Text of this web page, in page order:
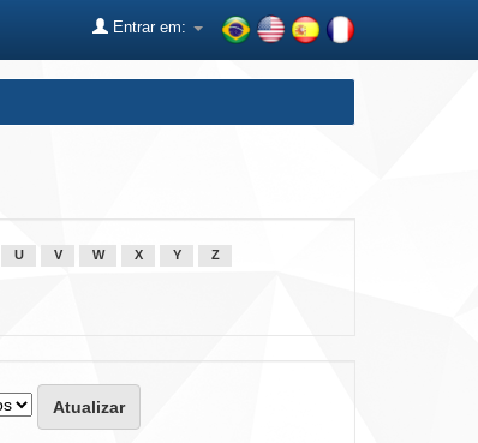
Entrar em:
U V W X Y Z